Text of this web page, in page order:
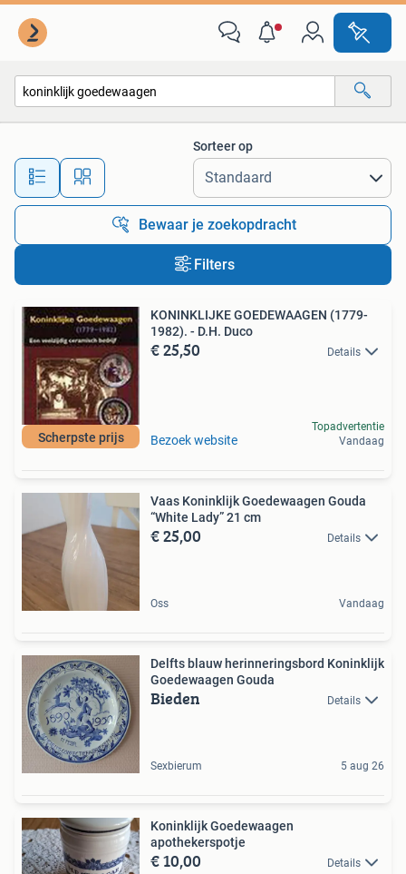
Alle afstanden…
Sorteer op
Bewaar je zoekopdracht
Filters
Scherpste prijs
KONINKLIJKE GOEDEWAAGEN (1779-
1982). - D.H. Duco
€ 25,50 Details
Bezoek website
Topadvertentie
Vandaag
Vaas Koninklijk Goedewaagen Gouda
“White Lady” 21 cm
€ 25,00 Details
Oss Vandaag
Delfts blauw herinneringsbord Koninklijk
Goedewaagen Gouda
Bieden Details
Sexbierum 5 aug 26
Koninklijk Goedewaagen
apothekerspotje
€ 10,00 Details